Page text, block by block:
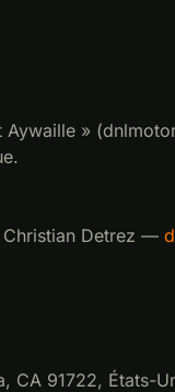
Aywaille »
.
Christian Detrez —
CA 91722, États-